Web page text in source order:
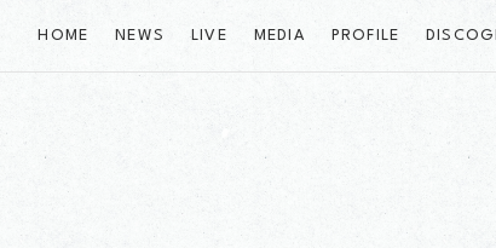
NEWS LIVE MEDIA PROFILE
HOME